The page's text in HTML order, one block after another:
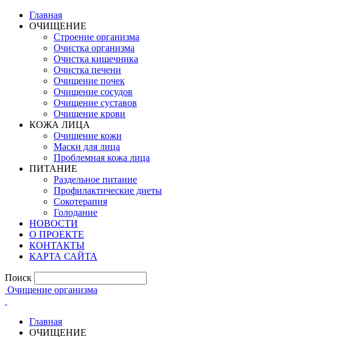
Главная
ОЧИЩЕНИЕ
Строение организма
Очистка организма
Очистка кишечника
Очистка печени
Очищение почек
Очищение сосудов
Очищение суставов
Очищение крови
КОЖА ЛИЦА
Очищение кожи
Маски для лица
Проблемная кожа лица
ПИТАНИЕ
Раздельное питание
Профилактические диеты
Сокотерапия
Голодание
НОВОСТИ
О ПРОЕКТЕ
КОНТАКТЫ
КАРТА САЙТА
Поиск
Очищение организма
Главная
ОЧИЩЕНИЕ